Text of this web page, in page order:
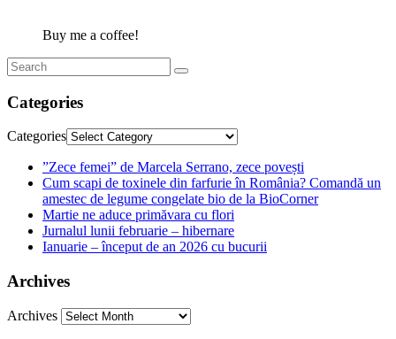
Buy me a coffee!
Categories
Categories
”Zece femei” de Marcela Serrano, zece povești
Cum scapi de toxinele din farfurie în România? Comandă un
amestec de legume congelate bio de la BioCorner
Martie ne aduce primăvara cu flori
Jurnalul lunii februarie – hibernare
Ianuarie – început de an 2026 cu bucurii
Archives
Archives